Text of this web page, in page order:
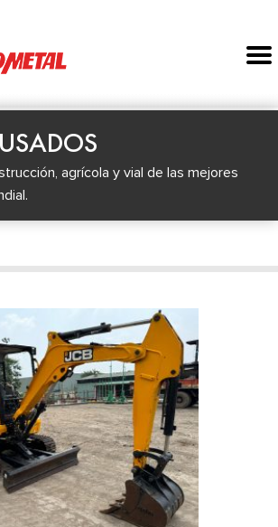
agrícola y vial de las mejores